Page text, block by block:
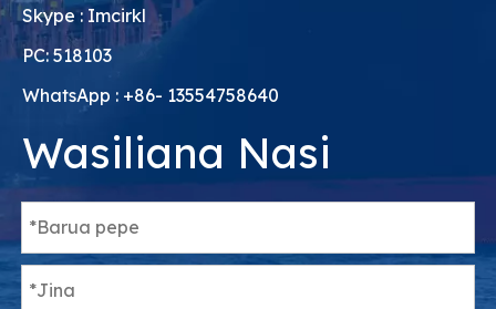
Skype : Imcirkl
PC: 518103
WhatsApp : +86- 13554758640
Wasiliana Nasi